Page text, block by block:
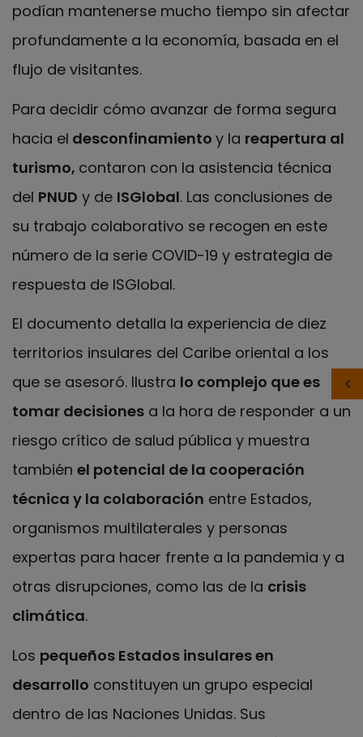
podían mantenerse mucho tiempo sin afectar
profundamente a la economía, basada en el
flujo de visitantes.
Para decidir cómo avanzar de forma segura
hacia el desconfinamiento y la reapertura al
turismo, contaron con la asistencia técnica
del PNUD y de ISGlobal. Las conclusiones de
su trabajo colaborativo se recogen en este
número de la serie COVID-19 y estrategia de
respuesta de ISGlobal.
El documento detalla la experiencia de diez
territorios insulares del Caribe oriental a los
que se asesoró. Ilustra lo complejo que es
tomar decisiones a la hora de responder a un
riesgo crítico de salud pública y muestra
también el potencial de la cooperación
técnica y la colaboración entre Estados,
organismos multilaterales y personas
expertas para hacer frente a la pandemia y a
otras disrupciones, como las de la crisis
climática.
Los pequeños Estados insulares en
desarrollo constituyen un grupo especial
dentro de las Naciones Unidas. Sus